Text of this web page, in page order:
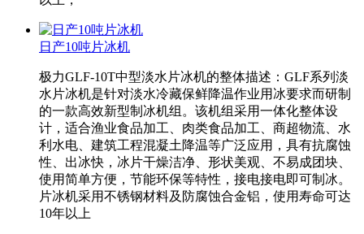
日产10吨片冰机
极力GLF-10T中型淡水片冰机的整体描述：GLF系列淡
水片冰机是针对淡水冷藏保鲜降温作业用冰要求而研制
的一款高效新型制冰机组。该机组采用一体化整体设
计，适合渔业食品加工、肉类食品加工、商超物流、水
利水电、建筑工程混凝土降温等广泛应用，具有抗腐蚀
性、出冰快，冰片干燥洁净、形状美观、不易成团块、
使用简单方便，节能环保等特性，接电接电即可制冰。
片冰机采用不锈钢材料及防腐蚀合金铝，使用寿命可达
10年以上